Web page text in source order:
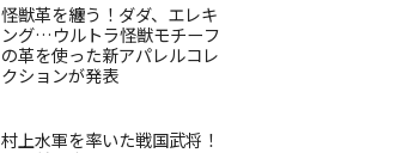
怪獣革を纏う！ダダ、エレキ
ング…ウルトラ怪獣モチーフ
の革を使った新アパレルコレ
クションが発表
村上水軍を率いた戦国武将！